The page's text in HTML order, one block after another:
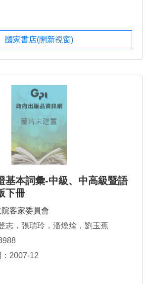
國家書店(開新視窗)
基本詞彙-中級、中高級暨語
下冊
客家委員會
志，張瑞玲，潘煥煃，劉玉蕉
2007-12